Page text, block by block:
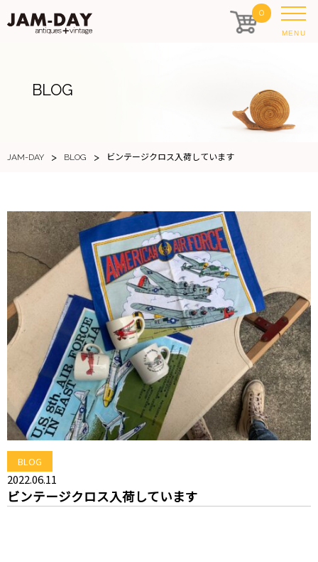
0
MENU
BLOG
JAM-DAY > BLOG > ビンテージクロス入荷しています
BLOG
2022.06.11
ビンテージクロス入荷しています